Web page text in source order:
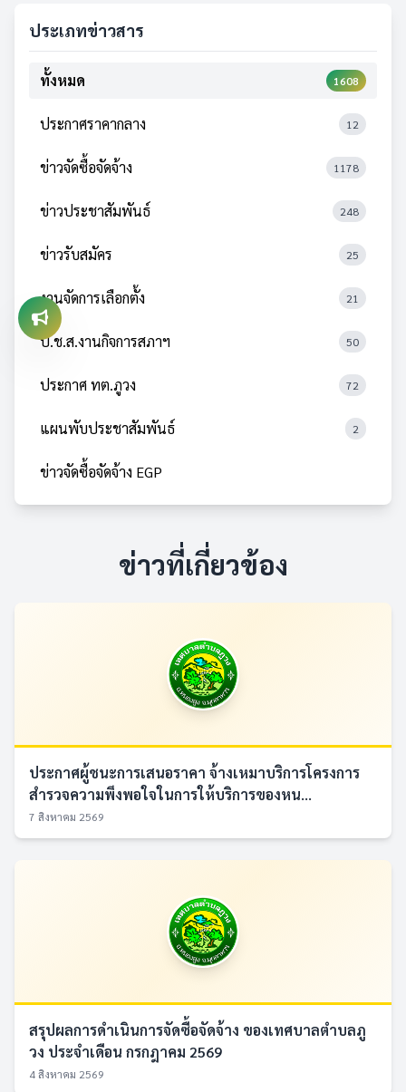
ประเภทข่าวสาร
ทั้งหมด 1608
ประกาศราคากลาง 12
ข่าวจัดซื้อจัดจ้าง 1178
ข่าวประชาสัมพันธ์ 248
ข่าวรับสมัคร 25
งานจัดการเลือกตั้ง 21
ป.ช.ส.งานกิจการสภาฯ 50
ประกาศ ทต.ภูวง 72
แผนพับประชาสัมพันธ์ 2
ข่าวจัดซื้อจัดจ้าง EGP
ข่าวที่เกี่ยวข้อง
ประกาศผู้ชนะการเสนอราคา จ้างเหมาบริการโครงการ
สำรวจความพึงพอใจในการให้บริการของหน...
7 สิงหาคม 2569
สรุปผลการดำเนินการจัดซื้อจัดจ้าง ของเทศบาลตำบลภู
วง ประจำเดือน กรกฎาคม 2569
4 สิงหาคม 2569